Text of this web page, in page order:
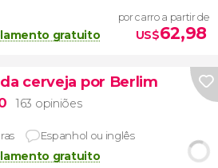
gratuito
por carro a partir de
US$62,98
cerveja por Berlim
163 opiniões
Espanhol ou inglês
gratuito